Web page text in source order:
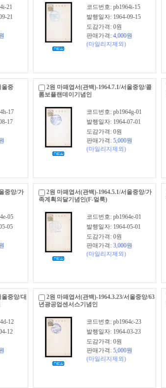
21
21
코드번호: pb1964i-15
발행일자: 1964-09-15
도감가격: 0원
판매가격: 4,000원
(마일리지제외)
울중
17
17
2원 마패엽서(관백)-1964.7.1/서울중앙/콜
롬보플랜데이기념인
코드번호: pb1964g-01
발행일자: 1964-07-01
도감가격: 0원
판매가격: 5,000원
(마일리지제외)
중앙/가
05
05
2원 마패엽서(관백)-1964.5.1/서울중앙/가
족계획의달기념인(F-얼룩)
코드번호: pb1964e-01
발행일자: 1964-05-01
도감가격: 0원
판매가격: 3,000원
(마일리지제외)
중앙/대
12
12
2원 마패엽서(관백)-1964.3.23/서울중앙/63
년광공업센서스기념인
코드번호: pb1964c-23
발행일자: 1964-03-23
도감가격: 0원
판매가격: 5,000원
(마일리지제외)